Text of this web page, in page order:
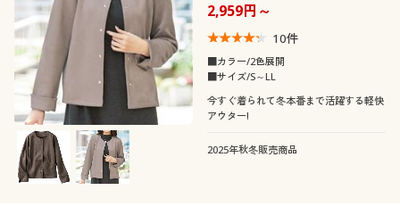
2,959円～
10件
■カラー/2色展開
■サイズ/S～LL
今すぐ着られて冬本番まで活躍する軽快
アウター!
2025年秋冬販売商品